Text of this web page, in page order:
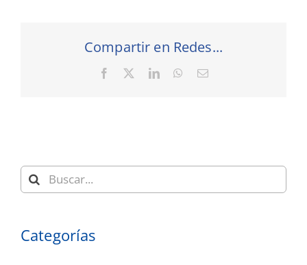
Compartir en Redes...
Facebook LinkedInWhatsApp
Correo
Buscar:
Categorías